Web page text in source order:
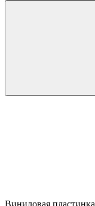
Виниловая пластинка